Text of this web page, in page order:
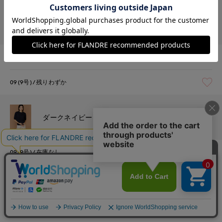
ラベンダー ￥8,800 (税込)
09(9号) 残りわずか
ダークネイビー ￥8,800 (税込)
09(9号) 在庫なし